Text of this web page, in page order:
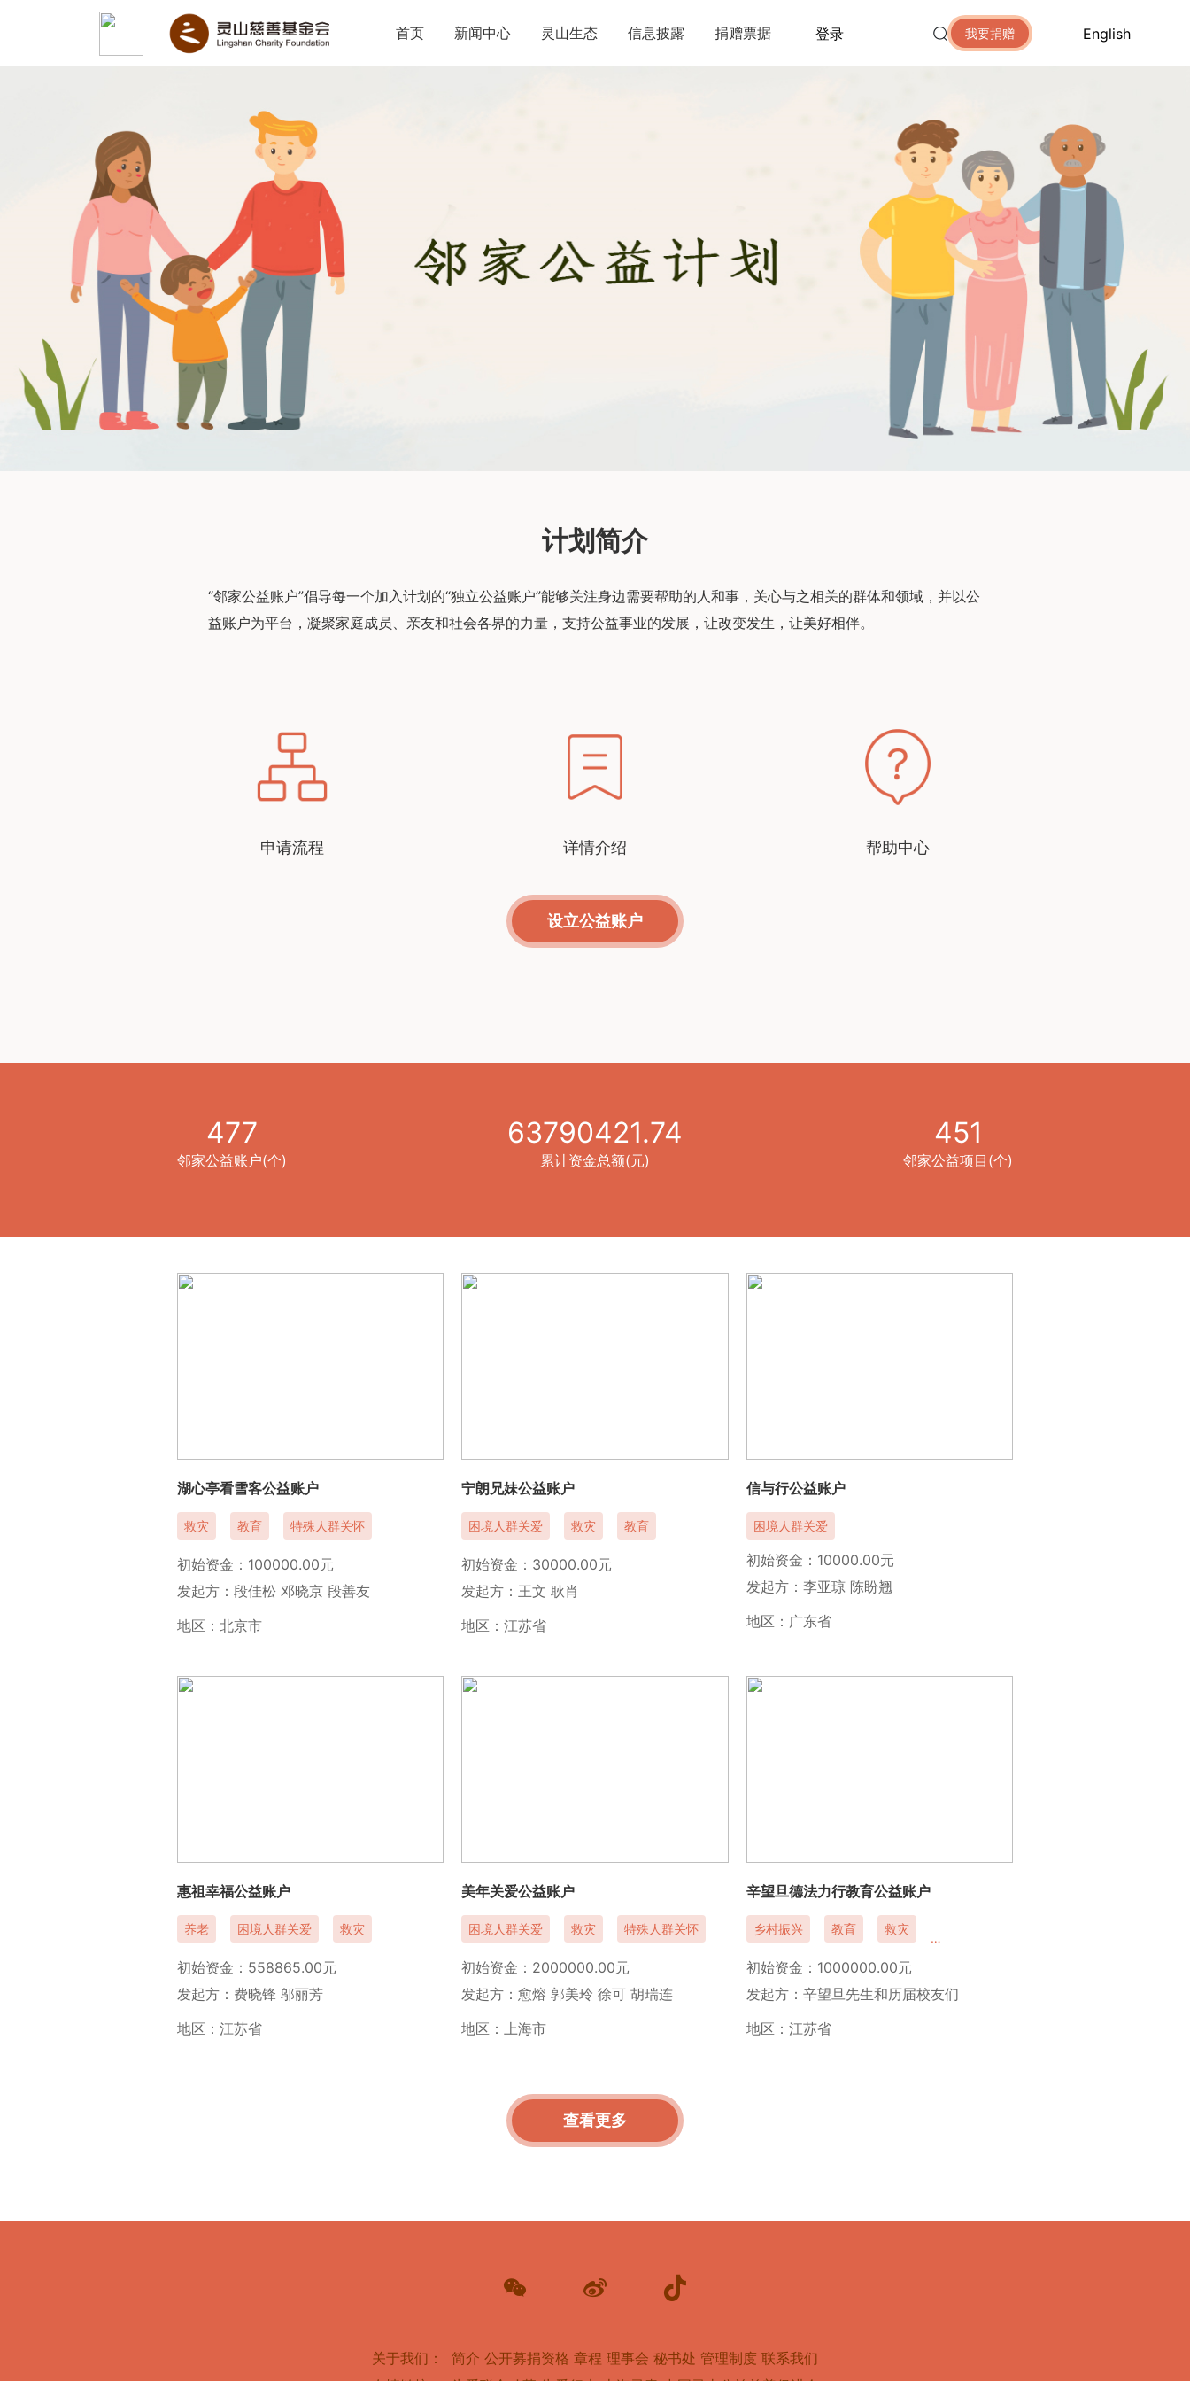
首页 新闻中心 灵山生态 信息披露 捐赠票据 登录 我要捐赠 English
计划简介
“邻家公益账户”倡导每一个加入计划的“独立公益账户”能够关注身边需要帮助的人和事，关心与之相关的群体和领域，并以公
益账户为平台，凝聚家庭成员、亲友和社会各界的力量，支持公益事业的发展，让改变发生，让美好相伴。
申请流程 详情介绍 帮助中心
设立公益账户
477
邻家公益账户(个)
63790421.74
累计资金总额(元)
451
邻家公益项目(个)
湖心亭看雪客公益账户
救灾 教育 特殊人群关怀
初始资金：100000.00元
发起方：段佳松 邓晓京 段善友
地区：北京市
宁朗兄妹公益账户
困境人群关爱 救灾 教育
初始资金：30000.00元
发起方：王文 耿肖
地区：江苏省
信与行公益账户
困境人群关爱
初始资金：10000.00元
发起方：李亚琼 陈盼翘
地区：广东省
惠祖幸福公益账户
养老 困境人群关爱 救灾
初始资金：558865.00元
发起方：费晓锋 邬丽芳
地区：江苏省
美年关爱公益账户
困境人群关爱 救灾 特殊人群关怀
初始资金：2000000.00元
发起方：愈熔 郭美玲 徐可 胡瑞连
地区：上海市
辛望旦德法力行教育公益账户
乡村振兴 教育 救灾
初始资金：1000000.00元
发起方：辛望旦先生和历届校友们
地区：江苏省
查看更多
关于我们： 简介 公开募捐资格 章程 理事会 秘书处 管理制度 联系我们